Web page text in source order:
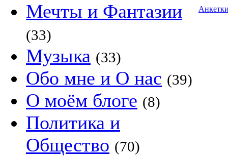
Мечты и Фантазии
(33)
Музыка (33)
Обо мне и О нас (39)
О моём блоге (8)
Политика и
Общество (70)